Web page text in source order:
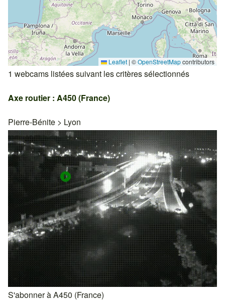
Leaflet | ©OpenStreetMapcontributors
1 webcams listées suivant les critères sélectionnés
Axe routier : A450 (France)
Pierre-Bénite > Lyon
S'abonner à A450 (France)